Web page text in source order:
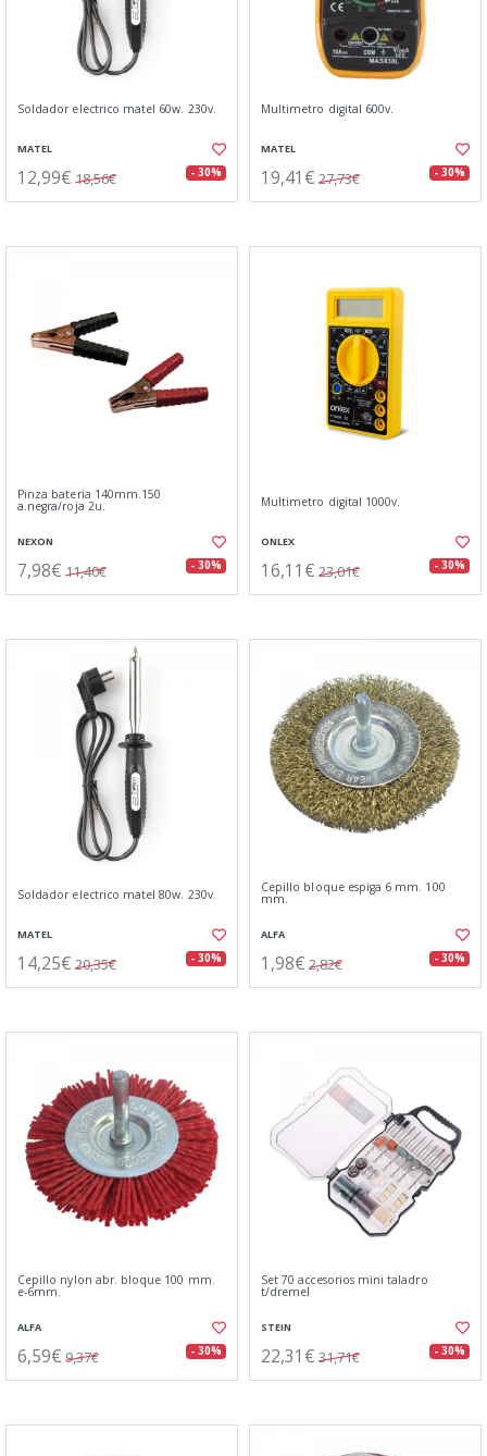
Soldador electrico matel 60w. 230v.
MATEL
12,99€ 18,56€ - 30%
Multimetro digital 600v.
MATEL
19,41€ 27,73€ - 30%
Pinza bateria 140mm.150
a.negra/roja 2u.
NEXON
7,98€ 11,40€ - 30%
Multimetro digital 1000v.
ONLEX
16,11€ 23,01€ - 30%
Soldador electrico matel 80w. 230v.
MATEL
14,25€ 20,35€ - 30%
Cepillo bloque espiga 6 mm. 100
mm.
ALFA
1,98€ 2,82€ - 30%
Cepillo nylon abr. bloque 100 mm.
e-6mm.
ALFA
6,59€ 9,37€ - 30%
Set 70 accesorios mini taladro
t/dremel
STEIN
22,31€ 31,71€ - 30%